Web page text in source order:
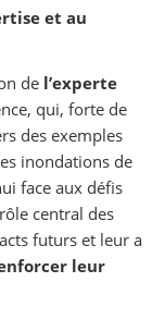
et au
de l’experte
qui, forte de
des exemples
inondations de
face aux défis
central des
futurs et leur a
leur